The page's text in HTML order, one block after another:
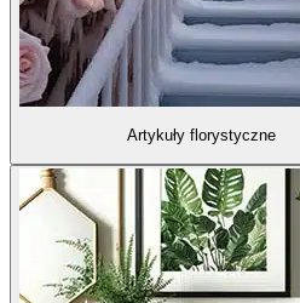
Artykuły florystyczne